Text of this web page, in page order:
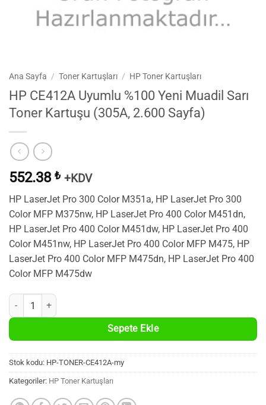
Ana Sayfa / Toner Kartuşları / HP Toner Kartuşları
HP CE412A Uyumlu %100 Yeni Muadil Sarı
Toner Kartuşu (305A, 2.600 Sayfa)
552.38 ₺ +KDV
HP LaserJet Pro 300 Color M351a, HP LaserJet Pro 300
Color MFP M375nw, HP LaserJet Pro 400 Color M451dn,
HP LaserJet Pro 400 Color M451dw, HP LaserJet Pro 400
Color M451nw, HP LaserJet Pro 400 Color MFP M475, HP
LaserJet Pro 400 Color MFP M475dn, HP LaserJet Pro 400
Color MFP M475dw
HP CE412A Uyumlu %100 Yeni Muadil Sarı Toner Kartuşu (305A,
Sepete Ekle
Stok kodu: HP-TONER-CE412A-my
Kategoriler: HP Toner Kartuşları